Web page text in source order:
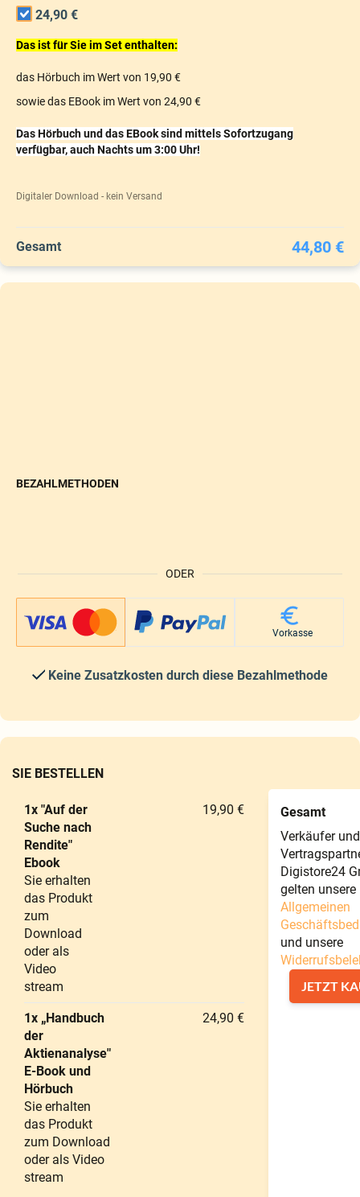
24,90 €
Das ist für Sie im Set enthalten:
das Hörbuch im Wert von 19,90 €
sowie das EBook im Wert von 24,90 €
Das Hörbuch und das EBook sind mittels Sofortzugang
verfügbar, auch Nachts um 3:00 Uhr!
Digitaler Download - kein Versand
Gesamt 44,80 €
ODER
BEZAHLMETHODEN
Vorkasse
Keine Zusatzkosten durch diese Bezahlmethode
SIE BESTELLEN
1x "Auf der
Suche nach
Rendite"
Ebook
Sie erhalten
das Produkt
zum
Download
oder als
Video
stream
19,90 €
1x „Handbuch
der
Aktienanalyse"
E-Book und
Hörbuch
Sie erhalten
das Produkt
zum Download
oder als Video
stream
24,90 €
Gesamt
Verkäufer und
Digistore24
gelten unsere
Allgemeinen
und unsere
JETZT